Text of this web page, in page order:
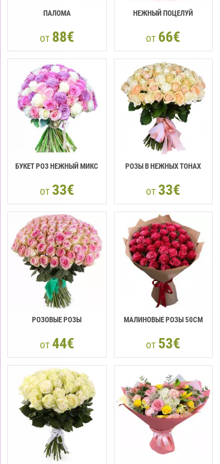
ПАЛОМА
от 88€
НЕЖНЫЙ ПОЦЕЛУЙ
от 66€
БУКЕТ РОЗ НЕЖНЫЙ МИКС
от 33€
РОЗЫ В НЕЖНЫХ ТОНАХ
от 33€
РОЗОВЫЕ РОЗЫ
от 44€
МАЛИНОВЫЕ РОЗЫ 50СМ
от 53€